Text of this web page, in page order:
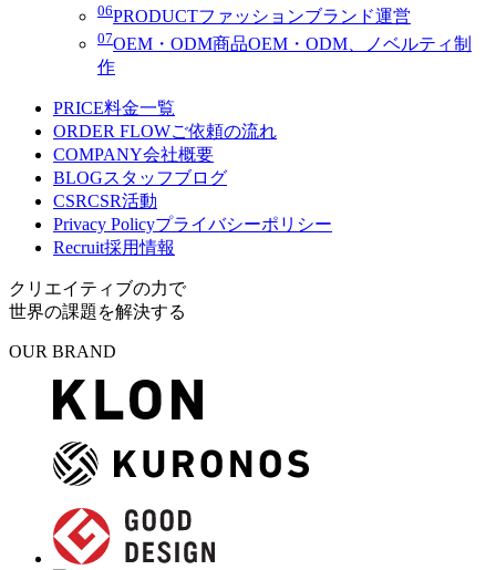
06PRODUCTファッションブランド運営
07OEM・ODM商品OEM・ODM、ノベルティ制
作
PRICE料金一覧
ORDER FLOWご依頼の流れ
COMPANY会社概要
BLOGスタッフブログ
CSRCSR活動
Privacy Policyプライバシーポリシー
Recruit採用情報
クリエイティブの力で
世界の課題を解決する
OUR BRAND